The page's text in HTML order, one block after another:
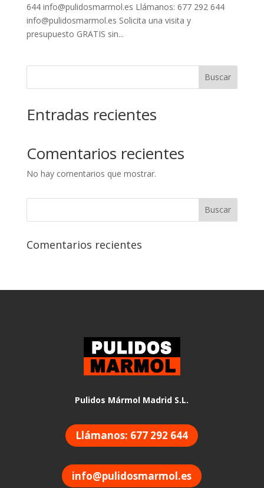
644 info@pulidosmarmol.es Llámanos: 677 292 644
info@pulidosmarmol.es Solicita una visita y
presupuesto GRATIS sin...
Buscar
Entradas recientes
Comentarios recientes
No hay comentarios que mostrar.
Comentarios recientes
Pulidos Mármol Madrid S.L.
Llámanos: 677 292 644
info@pulidosmarmol.es